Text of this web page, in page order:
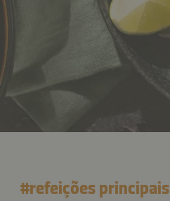
#refeições principais